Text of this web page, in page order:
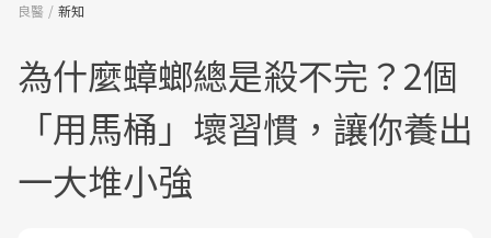
良醫 新知
為什麼蟑螂總是殺不完？2個
「用馬桶」壞習慣，讓你養出
一大堆小強